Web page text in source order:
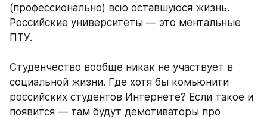
(профессионально) всю оставшуюся жизнь.
Российские университеты — это ментальные
ПТУ.
Студенчество вообще никак не участвует в
социальной жизни. Где хотя бы комьюнити
российских студентов Интернете? Если такое и
появится — там будут демотиваторы про